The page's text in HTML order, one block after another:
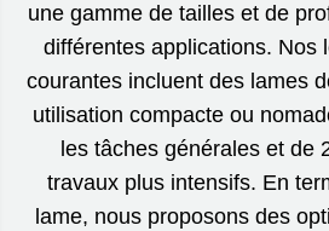
une gamme de tailles et de
différentes applications. Nos
courantes incluent des lames
utilisation compacte ou
les tâches générales et de
travaux plus intensifs. En
lame, nous proposons des